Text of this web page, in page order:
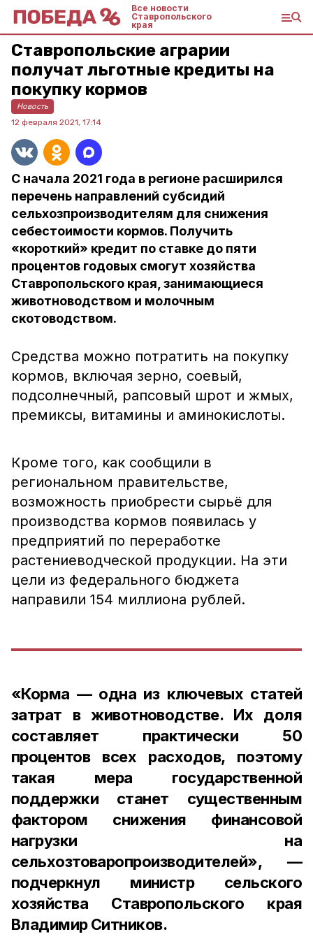
Все новости
Ставропольского
края
Ставропольские аграрии
получат льготные кредиты на
покупку кормов
Новость
12 февраля 2021, 17:14
С начала 2021 года в регионе расширился
перечень направлений субсидий
сельхозпроизводителям для снижения
себестоимости кормов. Получить
«короткий» кредит по ставке до пяти
процентов годовых смогут хозяйства
Ставропольского края, занимающиеся
животноводством и молочным
скотоводством.
Средства можно потратить на покупку
кормов, включая зерно, соевый,
подсолнечный, рапсовый шрот и жмых,
премиксы, витамины и аминокислоты.
Кроме того, как сообщили в
региональном правительстве,
возможность приобрести сырьё для
производства кормов появилась у
предприятий по переработке
растениеводческой продукции. На эти
цели из федерального бюджета
направили 154 миллиона рублей.
«Корма — одна из ключевых статей
затрат в животноводстве. Их доля
составляет практически 50
процентов всех расходов, поэтому
такая мера государственной
поддержки станет существенным
фактором снижения финансовой
нагрузки на
сельхозтоваропроизводителей», —
подчеркнул министр сельского
хозяйства Ставропольского края
Владимир Ситников.